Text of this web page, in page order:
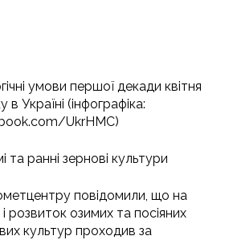
умови першої декади квітня
в Україні (інфографіка:
UkrHMC)
та ранні зернові культури
повідомили, що на
розвиток озимих та посіяних
культур проходив за